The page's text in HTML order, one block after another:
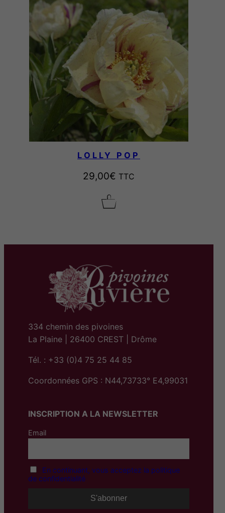
LOLLY POP
29,00€ TTC
334 chemin des pivoines
La Plaine | 26400 CREST | Drôme
Tél. : +33 (0)4 75 25 44 85
Coordonnées GPS : N44,73733° E4,99031
INSCRIPTION A LA NEWSLETTER
Email
En continuant, vous acceptez la politique
de confidentialité